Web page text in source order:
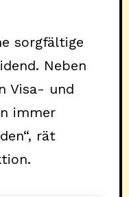
sorgfältige
Neben
Visa- und
immer
rät